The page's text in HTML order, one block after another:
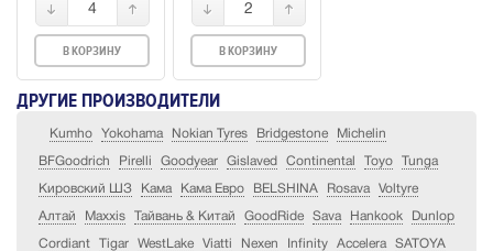
4
В КОРЗИНУ
2
В КОРЗИНУ
ДРУГИЕ ПРОИЗВОДИТЕЛИ
Kumho Yokohama Nokian Tyres Bridgestone Michelin
BFGoodrich Pirelli Goodyear Gislaved Continental Toyo Tunga
Кировский ШЗ Кама Кама Евро BELSHINA Rosava Voltyre
Алтай Maxxis Тайвань & Китай GoodRide Sava Hankook Dunlop
Cordiant Tigar WestLake Viatti Nexen Infinity Accelera SATOYA